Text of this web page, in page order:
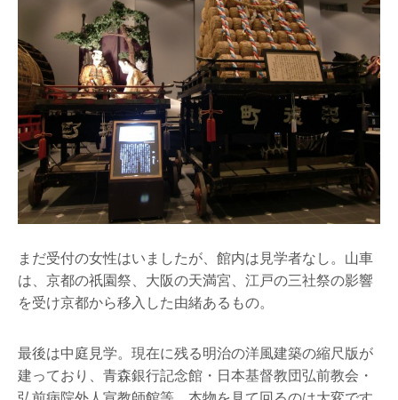
まだ受付の女性はいましたが、館内は見学者なし。山車
は、京都の祇園祭、大阪の天満宮、江戸の三社祭の影響
を受け京都から移入した由緒あるもの。
最後は中庭見学。現在に残る明治の洋風建築の縮尺版が
建っており、青森銀行記念館・日本基督教団弘前教会・